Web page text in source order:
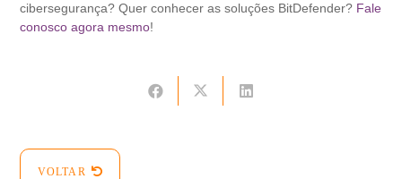
cibersegurança? Quer conhecer as soluções BitDefender? Fale
conosco agora mesmo!
VOLTAR